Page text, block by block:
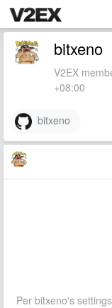
bitxeno
V2EX
+08:00
bitxeno
Per bitxeno's